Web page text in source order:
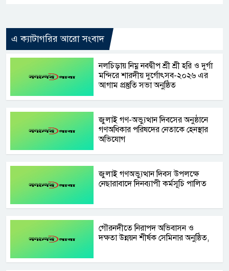
এ ক্যাটাগরির আরো সংবাদ
নলচিড়ায় নিম্ন নবদ্বীপ শ্রী শ্রী হরি ও দুর্গা
মন্দিরে শারদীয় দুর্গোৎসব-২০২৬ এর
আগাম প্রস্তুতি সভা অনুষ্ঠিত
জুলাই গণ-অভ্যুত্থান দিবসের অনুষ্ঠানে
গণঅধিকার পরিষদের নেতাকে হেনস্থার
অভিযোগ
জুলাই গণঅভ্যুত্থান দিবস উপলক্ষে
নেছারাবাদে দিনব্যাপী কর্মসূচি পালিত
গৌরনদীতে নিরাপদ অভিবাসন ও
দক্ষতা উন্নয়ন শীর্ষক সেমিনার অনুষ্ঠিত,